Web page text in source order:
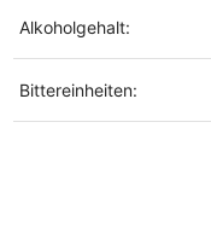
Alkoholgehalt:
Bittereinheiten: